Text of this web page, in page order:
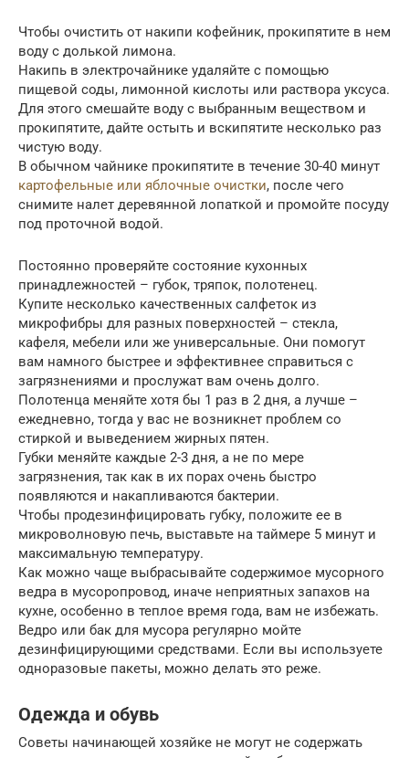
Чтобы очистить от накипи кофейник, прокипятите в нем
воду с долькой лимона.
Накипь в электрочайнике удаляйте с помощью
пищевой соды, лимонной кислоты или раствора уксуса.
Для этого смешайте воду с выбранным веществом и
прокипятите, дайте остыть и вскипятите несколько раз
чистую воду.
В обычном чайнике прокипятите в течение 30-40 минут
картофельные или яблочные очистки, после чего
снимите налет деревянной лопаткой и промойте посуду
под проточной водой.
Постоянно проверяйте состояние кухонных
принадлежностей – губок, тряпок, полотенец.
Купите несколько качественных салфеток из
микрофибры для разных поверхностей – стекла,
кафеля, мебели или же универсальные. Они помогут
вам намного быстрее и эффективнее справиться с
загрязнениями и прослужат вам очень долго.
Полотенца меняйте хотя бы 1 раз в 2 дня, а лучше –
ежедневно, тогда у вас не возникнет проблем со
стиркой и выведением жирных пятен.
Губки меняйте каждые 2-3 дня, а не по мере
загрязнения, так как в их порах очень быстро
появляются и накапливаются бактерии.
Чтобы продезинфицировать губку, положите ее в
микроволновую печь, выставьте на таймере 5 минут и
максимальную температуру.
Как можно чаще выбрасывайте содержимое мусорного
ведра в мусоропровод, иначе неприятных запахов на
кухне, особенно в теплое время года, вам не избежать.
Ведро или бак для мусора регулярно мойте
дезинфицирующими средствами. Если вы используете
одноразовые пакеты, можно делать это реже.
Одежда и обувь
Советы начинающей хозяйке не могут не содержать